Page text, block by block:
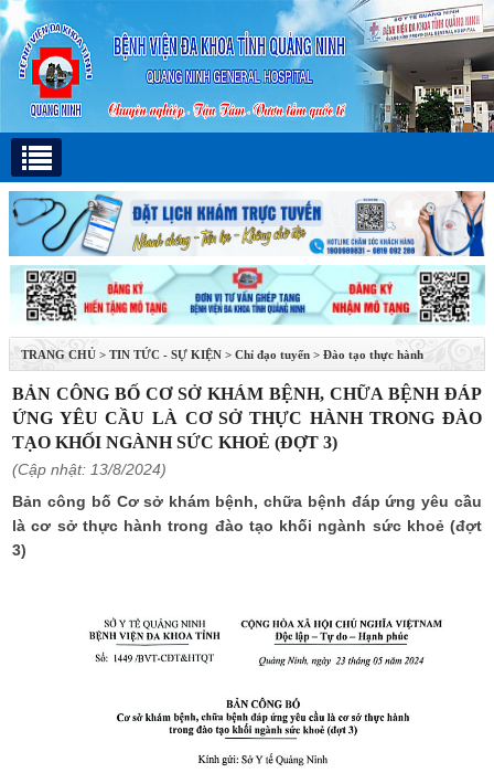
TRANG CHỦ > TIN TỨC - SỰ KIỆN > Chỉ đạo tuyến > Đào tạo thực hành
BẢN CÔNG BỐ CƠ SỞ KHÁM BỆNH, CHỮA BỆNH ĐÁP
ỨNG YÊU CẦU LÀ CƠ SỞ THỰC HÀNH TRONG ĐÀO
TẠO KHỐI NGÀNH SỨC KHOẺ (ĐỢT 3)
(Cập nhật: 13/8/2024)
Bản công bố Cơ sở khám bệnh, chữa bệnh đáp ứng yêu cầu
là cơ sở thực hành trong đào tạo khối ngành sức khoẻ (đợt
3)